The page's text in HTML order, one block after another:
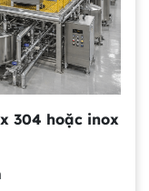
304 hoặc inox